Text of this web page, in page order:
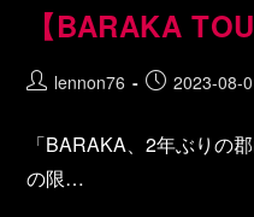
【BARAKA
lennon76 2023-08-
「BARAKA、2年ぶりの
の限…